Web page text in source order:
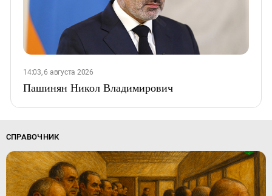
14:03, 6 августа 2026
Пашинян Никол Владимирович
СПРАВОЧНИК